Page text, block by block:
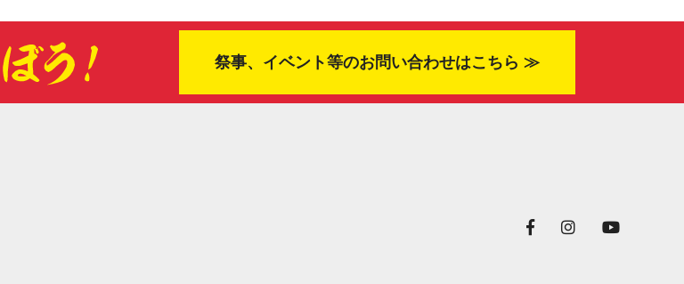
祭事、イベント等のお問い合わせはこちら ≫